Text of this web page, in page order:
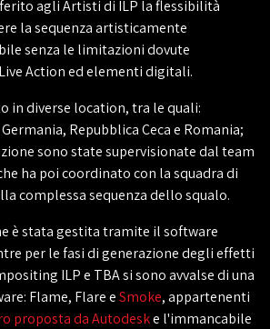
agli Artisti di ILP la flessibilità
la sequenza artisticamente
senza le limitazioni dovute
Action ed elementi digitali.
in diverse location, tra le quali:
Repubblica Ceca e Romania;
sono state supervisionate dal team
ha poi coordinato con la squadra di
complessa sequenza dello squalo.
è stata gestita tramite il software
per le fasi di generazione degli effetti
ILP e TBA si sono avvalse di una
Flame, Flare eSmoke, appartenenti
proposta da Autodeske l'immancabile